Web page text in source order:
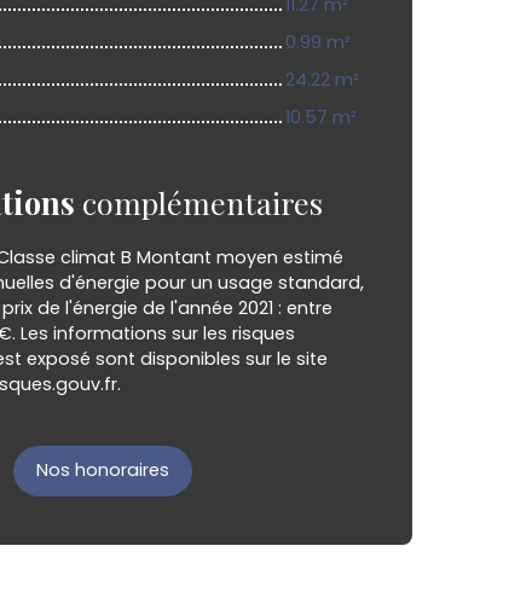
0.99 m²
24.22 m²
10.57 m²
complémentaires
climat B Montant moyen estimé
d'énergie pour un usage standard,
de l'énergie de l'année 2021 : entre
€. Les informations sur les risques
exposé sont disponibles sur le site
Nos honoraires